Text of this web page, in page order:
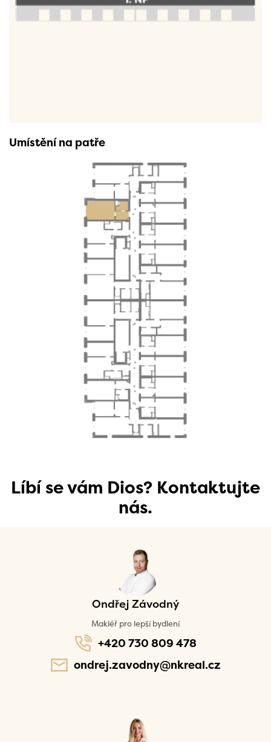
Umístění na patře
Líbí se vám Dios? Kontaktujte
nás.
Ondřej Závodný
Makléř pro lepší bydlení
+420 730 809 478
ondrej.zavodny@nkreal.cz